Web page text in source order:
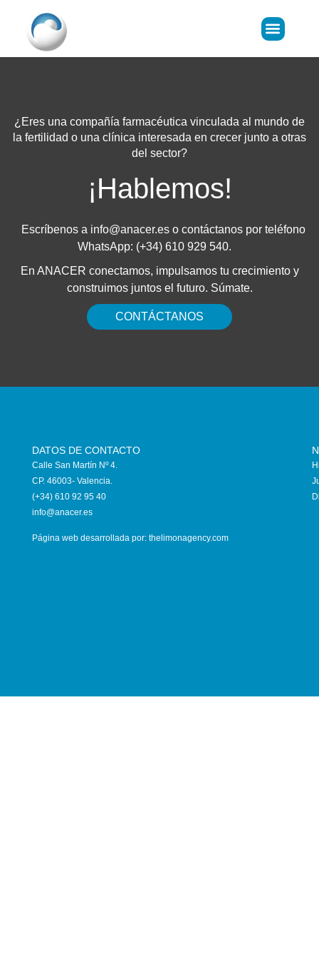
¿Eres una compañía farmacéutica vinculada al mundo de
la fertilidad o una clínica interesada en crecer junto a otras
del sector?
¡Hablemos!
Escríbenos a info@anacer.eso contáctanos por teléfono
WhatsApp: (+34) 610 929 540.
En ANACER conectamos, impulsamos tu crecimiento y
construimos juntos el futuro. Súmate.
CONTÁCTANOS
DATOS DE CONTACTO
Calle San Martín Nº 4.
CP. 46003- Valencia.
(+34) 610 92 95 40
info@anacer.es
Página web desarrollada por: thelimonagency.com